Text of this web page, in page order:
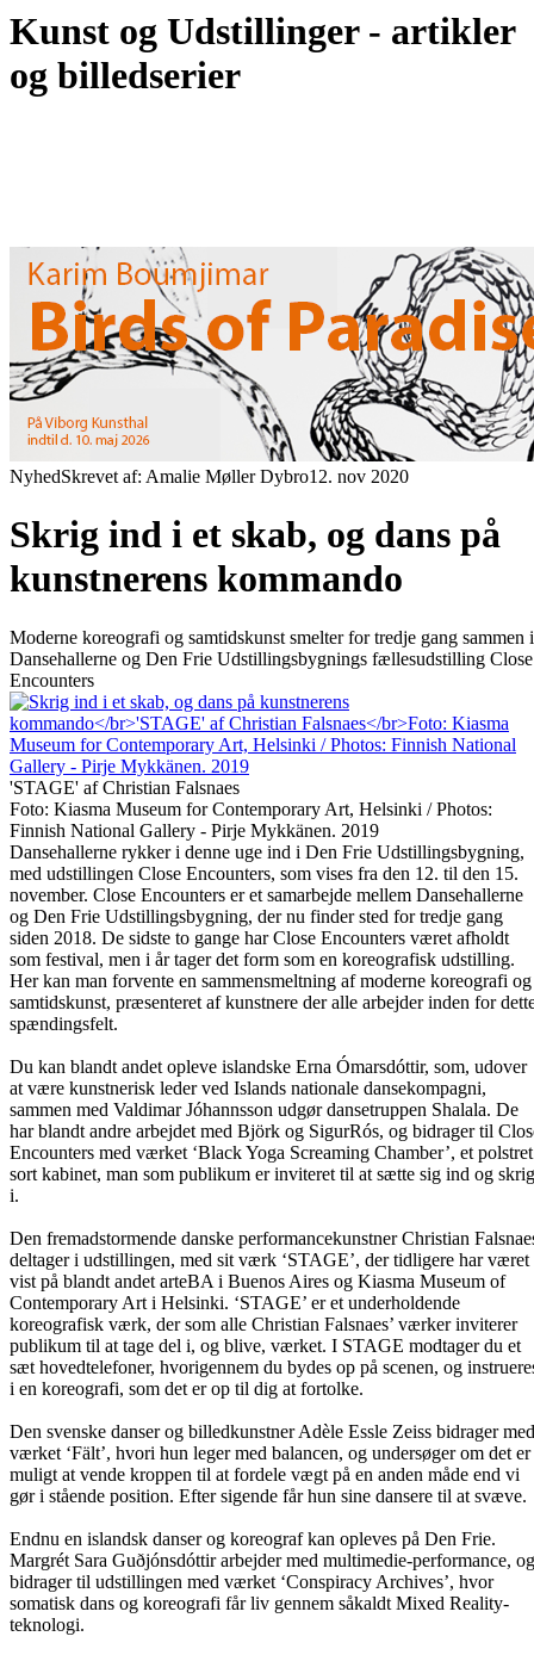
Kunst og Udstillinger - artikler
og billedserier
NyhedSkrevet af: Amalie Møller Dybro12. nov 2020
Skrig ind i et skab, og dans på
kunstnerens kommando
Moderne koreografi og samtidskunst smelter for tredje gang sammen i
Dansehallerne og Den Frie Udstillingsbygnings fællesudstilling Close
Encounters
'STAGE' af Christian Falsnaes
Foto: Kiasma Museum for Contemporary Art, Helsinki / Photos:
Finnish National Gallery - Pirje Mykkänen. 2019
Dansehallerne rykker i denne uge ind i Den Frie Udstillingsbygning,
med udstillingen Close Encounters, som vises fra den 12. til den 15.
november. Close Encounters er et samarbejde mellem Dansehallerne
og Den Frie Udstillingsbygning, der nu finder sted for tredje gang
siden 2018. De sidste to gange har Close Encounters været afholdt
som festival, men i år tager det form som en koreografisk udstilling.
Her kan man forvente en sammensmeltning af moderne koreografi og
samtidskunst, præsenteret af kunstnere der alle arbejder inden for
spændingsfelt.
Du kan blandt andet opleve islandske Erna Ómarsdóttir, som, udover
at være kunstnerisk leder ved Islands nationale dansekompagni,
sammen med Valdimar Jóhannsson udgør dansetruppen Shalala. De
har blandt andre arbejdet med Björk og SigurRós, og bidrager til
Encounters med værket ‘Black Yoga Screaming Chamber’, et polstret
sort kabinet, man som publikum er inviteret til at sætte sig ind og
i.
Den fremadstormende danske performancekunstner Christian
deltager i udstillingen, med sit værk ‘STAGE’, der tidligere har været
vist på blandt andet arteBA i Buenos Aires og Kiasma Museum of
Contemporary Art i Helsinki. ‘STAGE’ er et underholdende
koreografisk værk, der som alle Christian Falsnaes’ værker inviterer
publikum til at tage del i, og blive, værket. I STAGE modtager du et
sæt hovedtelefoner, hvorigennem du bydes op på scenen, og
i en koreografi, som det er op til dig at fortolke.
Den svenske danser og billedkunstner Adèle Essle Zeiss bidrager med
værket ‘Fält’, hvori hun leger med balancen, og undersøger om det er
muligt at vende kroppen til at fordele vægt på en anden måde end vi
gør i stående position. Efter sigende får hun sine dansere til at svæve.
Endnu en islandsk danser og koreograf kan opleves på Den Frie.
Margrét Sara Guðjónsdóttir arbejder med multimedie-performance, og
bidrager til udstillingen med værket ‘Conspiracy Archives’, hvor
somatisk dans og koreografi får liv gennem såkaldt Mixed Reality-
teknologi.